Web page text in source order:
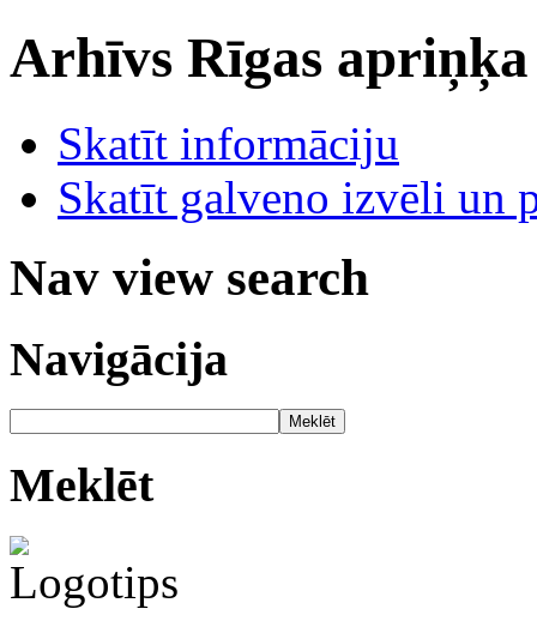
Arhīvs Rīgas
Skatīt informāciju
Skatīt galveno izvēli un
Nav view search
Navigācija
Meklēt
Meklēt